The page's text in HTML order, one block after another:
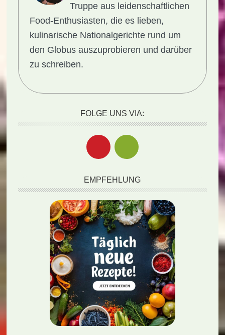
Truppe aus leidenschaftlichen
Food-Enthusiasten, die es lieben,
kulinarische Nationalgerichte rund um
den Globus auszuprobieren und darüber
zu schreiben.
FOLGE UNS VIA:
EMPFEHLUNG